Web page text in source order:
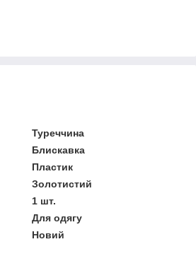
Туреччина
Блискавка
Пластик
Золотистий
1 шт.
Для одягу
Новий